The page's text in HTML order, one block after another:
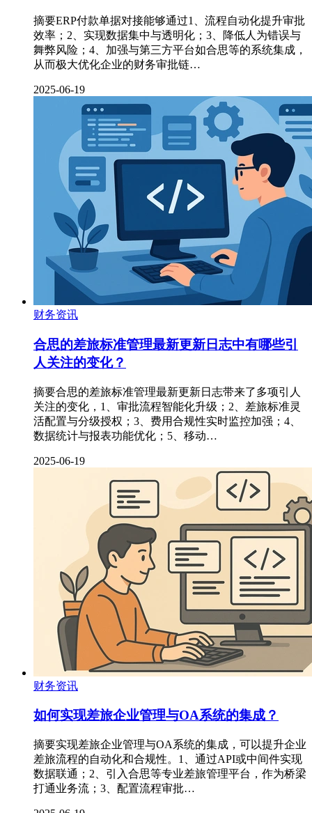
摘要ERP付款单据对接能够通过1、流程自动化提升审批
效率；2、实现数据集中与透明化；3、降低人为错误与
舞弊风险；4、加强与第三方平台如合思等的系统集成，
从而极大优化企业的财务审批链…
2025-06-19
财务资讯
合思的差旅标准管理最新更新日志中有哪些引
人关注的变化？
摘要合思的差旅标准管理最新更新日志带来了多项引人
关注的变化，1、审批流程智能化升级；2、差旅标准灵
活配置与分级授权；3、费用合规性实时监控加强；4、
数据统计与报表功能优化；5、移动…
2025-06-19
财务资讯
如何实现差旅企业管理与OA系统的集成？
摘要实现差旅企业管理与OA系统的集成，可以提升企业
差旅流程的自动化和合规性。1、通过API或中间件实现
数据联通；2、引入合思等专业差旅管理平台，作为桥梁
打通业务流；3、配置流程审批…